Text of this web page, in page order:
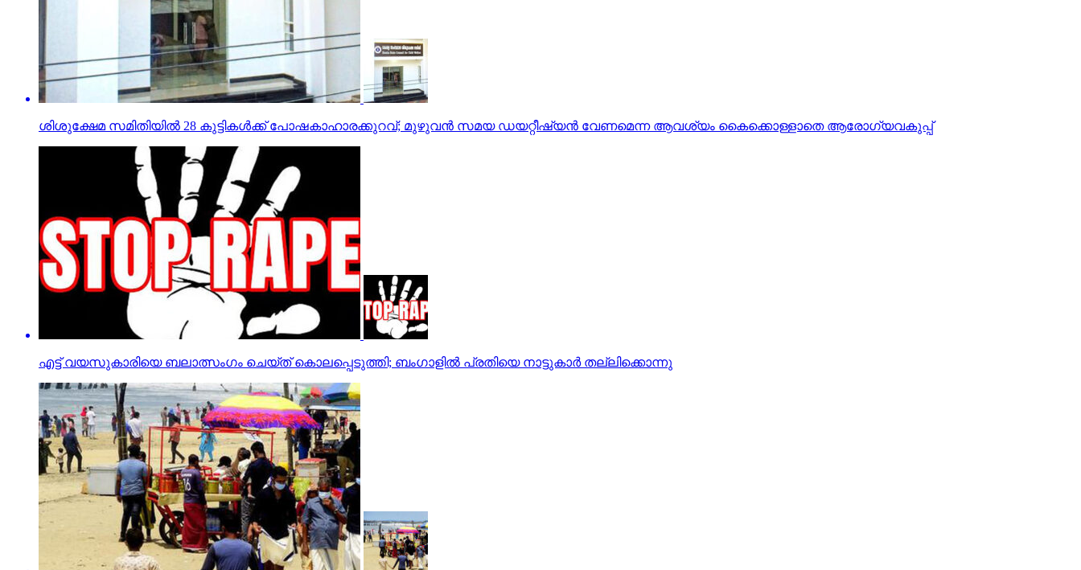
ശിശുക്ഷേമ സമിതിയില്‍ 28 കുട്ടികള്‍ക്ക് പോഷകാഹാരക്കുറവ്; മുഴുവന്‍ സമയ ഡയറ്റീഷ്യന്‍ വേണമെന്ന ആവശ്യം കൈക്കൊള്ളാതെ ആരോഗ്യവകുപ്പ്
എട്ട് വയസുകാരിയെ ബലാത്സംഗം ചെയ്ത് കൊലപ്പെടുത്തി; ബംഗാളിൽ പ്രതിയെ നാട്ടുകാർ തല്ലിക്കൊന്നു